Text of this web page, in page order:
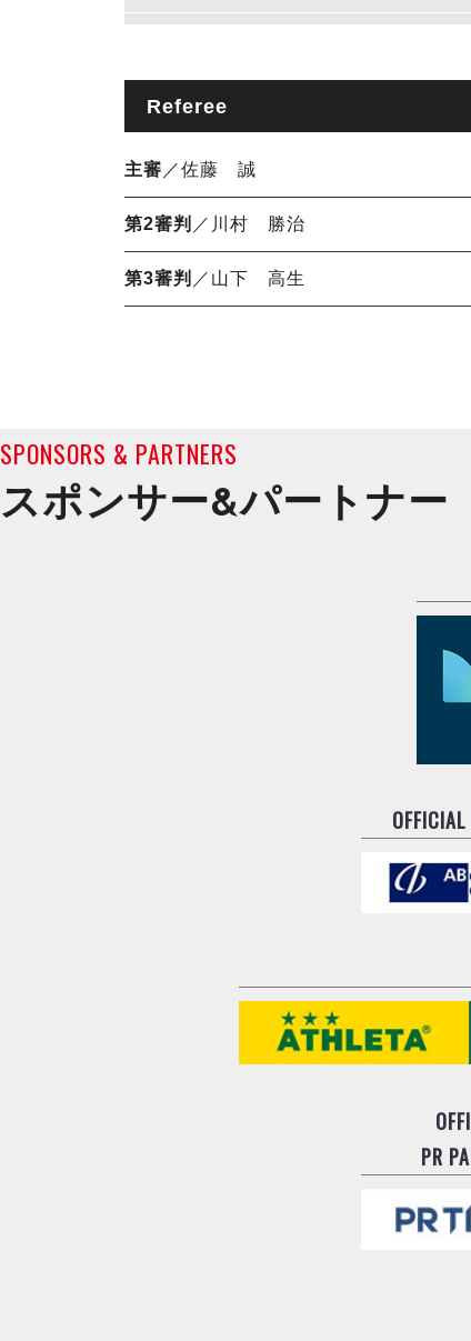
Referee
主審 ／佐藤 誠
第2審判 ／川村 勝治
第3審判 ／山下 高生
SPONSORS & PARTNERS
スポンサー&パートナー
PR